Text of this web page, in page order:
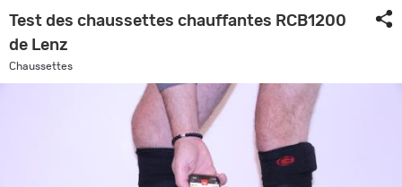
Test des chaussettes chauffantes RCB1200
de Lenz
Chaussettes